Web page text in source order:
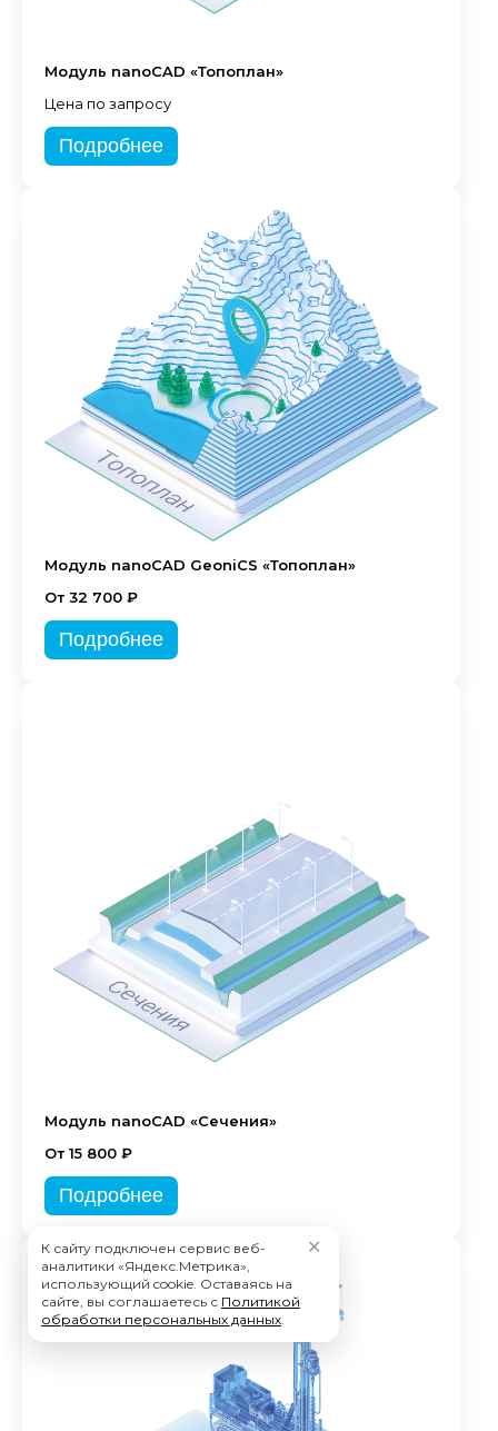
Модуль nanoCAD «Топоплан»
Цена по запросу
Подробнее
Модуль nanoCAD GeoniCS «Топоплан»
От 32 700 ₽
Подробнее
Модуль nanoCAD «Сечения»
От 15 800 ₽
Подробнее
К сайту подключен сервис веб-
аналитики «Яндекс.Метрика»,
использующий cookie. Оставаясь на
сайте, вы соглашаетесь с Политикой
обработки персональных данных.
✕